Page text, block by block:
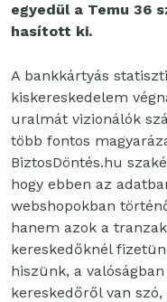
egyedül a Temu 36
hasított ki.
A bankkártyás
kiskereskedelem
uralmát vizionálók
több fontos
BiztosDöntés.hu
hogy ebben az
webshopokban
hanem azok a
kereskedőknél
hiszünk, a
kereskedőről van